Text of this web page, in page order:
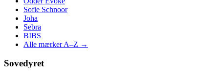
Sofie Schnoor
Joha
Sebra
BIBS
Alle mærker A–Z →
Sovedyret